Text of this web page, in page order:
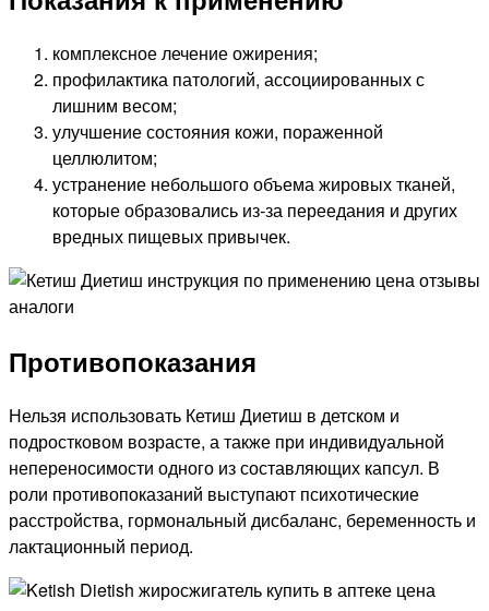
комплексное лечение ожирения;
профилактика патологий, ассоциированных с
лишним весом;
улучшение состояния кожи, пораженной
целлюлитом;
устранение небольшого объема жировых тканей,
которые образовались из-за переедания и других
вредных пищевых привычек.
Противопоказания
Нельзя использовать Кетиш Диетиш в детском и
подростковом возрасте, а также при индивидуальной
непереносимости одного из составляющих капсул. В
роли противопоказаний выступают психотические
расстройства, гормональный дисбаланс, беременность и
лактационный период.